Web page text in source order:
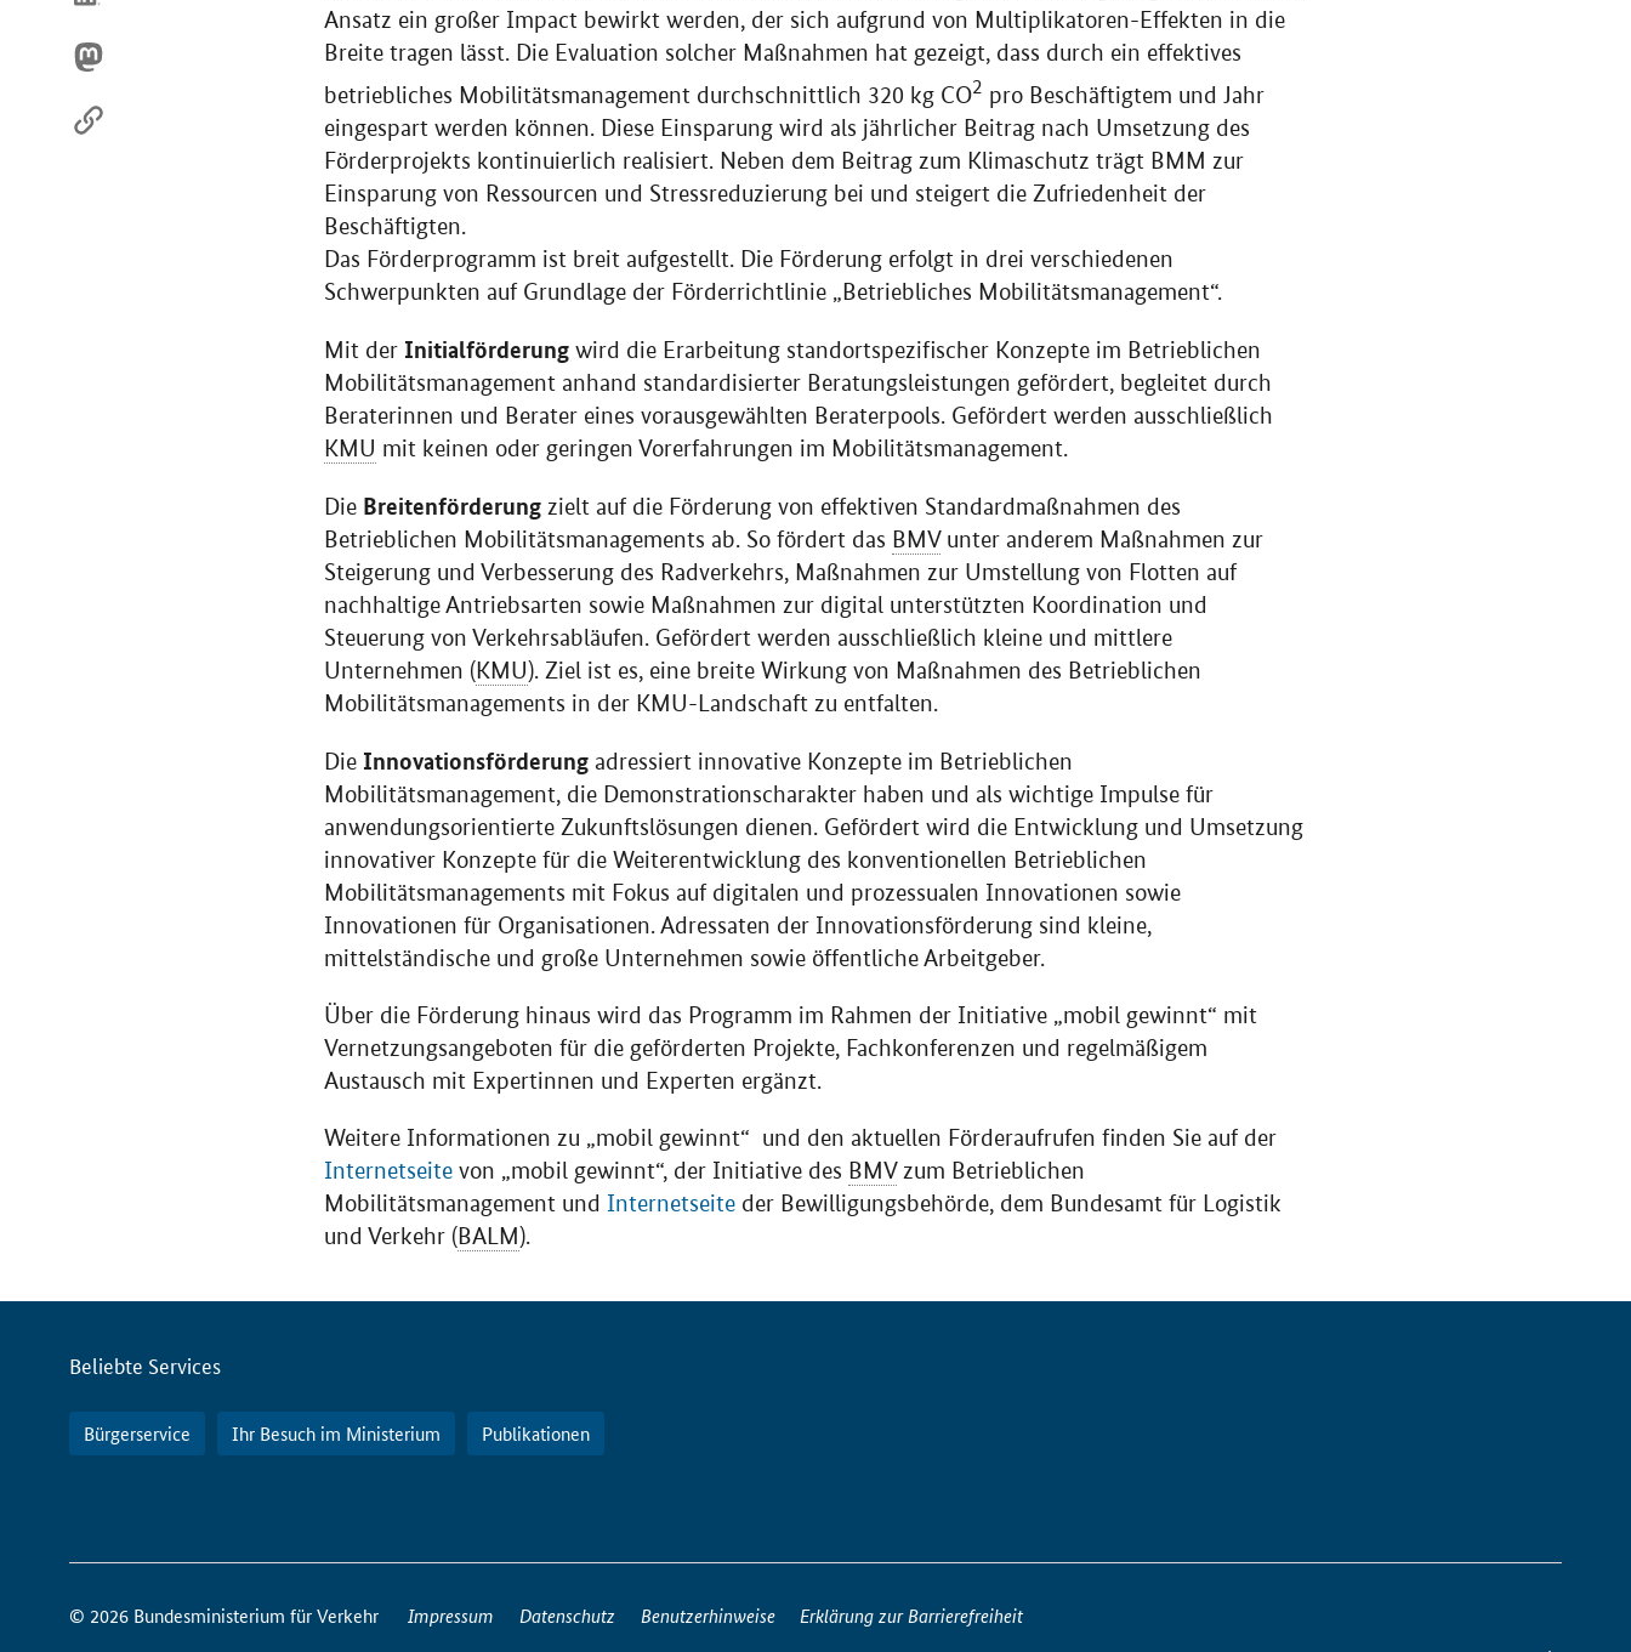
Ansatz ein großer Impact bewirkt werden, der sich aufgrund von Multiplikatoren-Effekten in die
Breite tragen lässt. Die Evaluation solcher Maßnahmen hat gezeigt, dass durch ein effektives
betriebliches Mobilitätsmanagement durchschnittlich 320 kg CO2 pro Beschäftigtem und Jahr
eingespart werden können. Diese Einsparung wird als jährlicher Beitrag nach Umsetzung des
Förderprojekts kontinuierlich realisiert. Neben dem Beitrag zum Klimaschutz trägt BMM zur
Einsparung von Ressourcen und Stressreduzierung bei und steigert die Zufriedenheit der
Beschäftigten.
Das Förderprogramm ist breit aufgestellt. Die Förderung erfolgt in drei verschiedenen
Schwerpunkten auf Grundlage der Förderrichtlinie „Betriebliches Mobilitätsmanagement“.
Mit der Initialförderung wird die Erarbeitung standortspezifischer Konzepte im Betrieblichen
Mobilitätsmanagement anhand standardisierter Beratungsleistungen gefördert, begleitet durch
Beraterinnen und Berater eines vorausgewählten Beraterpools. Gefördert werden ausschließlich
KMU mit keinen oder geringen Vorerfahrungen im Mobilitätsmanagement.
Die Breitenförderung zielt auf die Förderung von effektiven Standardmaßnahmen des
Betrieblichen Mobilitätsmanagements ab. So fördert das BMVunter anderem Maßnahmen zur
Steigerung und Verbesserung des Radverkehrs, Maßnahmen zur Umstellung von Flotten auf
nachhaltige Antriebsarten sowie Maßnahmen zur digital unterstützten Koordination und
Steuerung von Verkehrsabläufen. Gefördert werden ausschließlich kleine und mittlere
Unternehmen (KMU). Ziel ist es, eine breite Wirkung von Maßnahmen des Betrieblichen
Mobilitätsmanagements in der KMU-Landschaft zu entfalten.
Die Innovationsförderung adressiert innovative Konzepte im Betrieblichen
Mobilitätsmanagement, die Demonstrationscharakter haben und als wichtige Impulse für
anwendungsorientierte Zukunftslösungen dienen. Gefördert wird die Entwicklung und Umsetzung
innovativer Konzepte für die Weiterentwicklung des konventionellen Betrieblichen
Mobilitätsmanagements mit Fokus auf digitalen und prozessualen Innovationen sowie
Innovationen für Organisationen. Adressaten der Innovationsförderung sind kleine,
mittelständische und große Unternehmen sowie öffentliche Arbeitgeber.
Über die Förderung hinaus wird das Programm im Rahmen der Initiative „mobil gewinnt“ mit
Vernetzungsangeboten für die geförderten Projekte, Fachkonferenzen und regelmäßigem
Austausch mit Expertinnen und Experten ergänzt.
Weitere Informationen zu „mobil gewinnt“ und den aktuellen Förderaufrufen finden Sie auf der
Internetseite von „mobil gewinnt“, der Initiative des BMVzum Betrieblichen
Mobilitätsmanagement und Internetseite der Bewilligungsbehörde, dem Bundesamt für Logistik
und Verkehr (BALM).
Servicemenü
Beliebte Services
Bürgerservice Ihr Besuch im Ministerium Publikationen
So
erreichen
Sie
© 2026 Bundesministerium für Verkehr Impressum Datenschutz Benutzerhinweise
Erklärung zur Barrierefreiheit